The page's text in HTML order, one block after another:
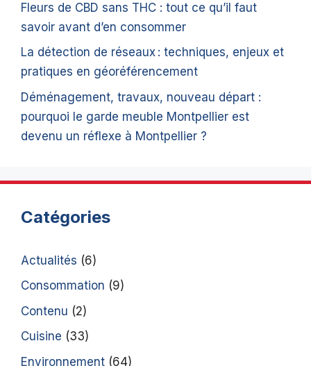
Fleurs de CBD sans THC : tout ce qu’il faut
savoir avant d’en consommer
La détection de réseaux : techniques, enjeux et
pratiques en géoréférencement
Déménagement, travaux, nouveau départ :
pourquoi le garde meuble Montpellier est
devenu un réflexe à Montpellier ?
Catégories
Actualités (6)
Consommation (9)
Contenu (2)
Cuisine (33)
Environnement (64)